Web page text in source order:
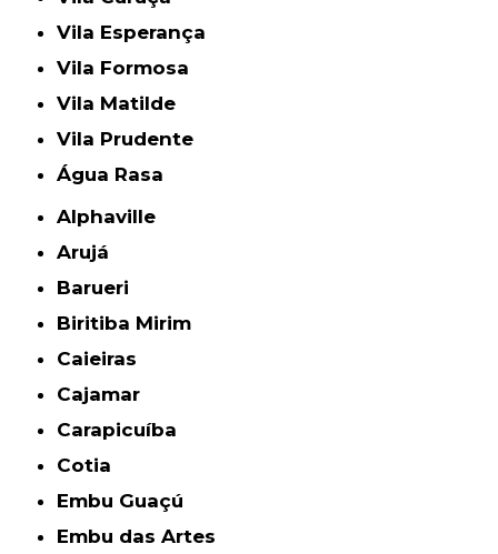
Vila Esperança
Vila Formosa
Vila Matilde
Vila Prudente
Água Rasa
Alphaville
Arujá
Barueri
Biritiba Mirim
Caieiras
Cajamar
Carapicuíba
Cotia
Embu Guaçú
Embu das Artes